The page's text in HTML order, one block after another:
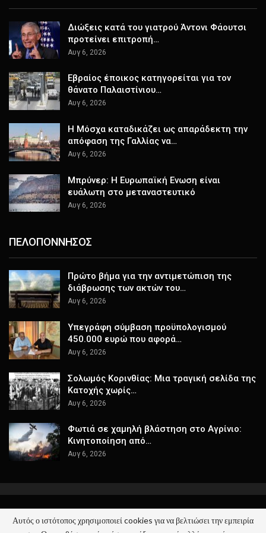
Διώξεις κατά του γιατρού Άντονι Φάουτσι
προτείνει επιτροπή…
Αυγ 6, 2026
Εβραίος έποικος κατηγορείται για τον
θάνατο Παλαιστίνιου…
Αυγ 6, 2026
Η Μόσχα καταδικάζει ως απαράδεκτη την
απόφαση της Γαλλίας να…
Αυγ 6, 2026
Μπρύνερ: Η Ευρωπαϊκή Ενωση είναι
ευάλωτη στο μεταναστευτικό
Αυγ 6, 2026
ΠΕΛΟΠΟΝΝΗΣΟΣ
Πρώτο βήμα για την αντιμετώπιση της
διάβρωσης των ακτών του…
Αυγ 6, 2026
Υπεγράφη σύμβαση προϋπολογισμού
450.000 ευρώ που αφορά…
Αυγ 6, 2026
Σολωμός Κορινθίας: Μια τραγική σελίδα της
Κατοχής χωρίς…
Αυγ 6, 2026
Φωτιά σε χαμηλή βλάστηση στο Αγρίνιο:
Κινητοποίηση από…
Αυγ 6, 2026
© 2026 - ΚΕΡΑΙΑ - Όλα τα Νέα. All Rights Reserved.
Αυτός ο ιστότοπος χρησιμοποιεί cookies για να βελτιώσει την εμπειρία